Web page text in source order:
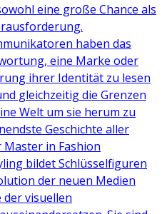
eine große Chance als
haben das
eine Marke oder
ihrer Identität zu lesen
gleichzeitig die Grenzen
Welt um sie herum zu
Geschichte aller
Master in Fashion
bildet Schlüsselfiguren
der neuen Medien
der visuellen